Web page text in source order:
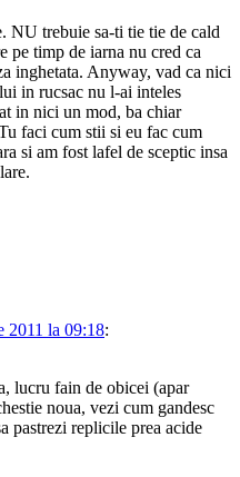
NU trebuie sa-ti tie tie de cald
pe timp de iarna nu cred ca
inghetata. Anyway, vad ca nici
in rucsac nu l-ai inteles
in nici un mod, ba chiar
faci cum stii si eu fac cum
si am fost lafel de sceptic insa
2011 la 09:18:
lucru fain de obicei (apar
noua, vezi cum gandesc
pastrezi replicile prea acide